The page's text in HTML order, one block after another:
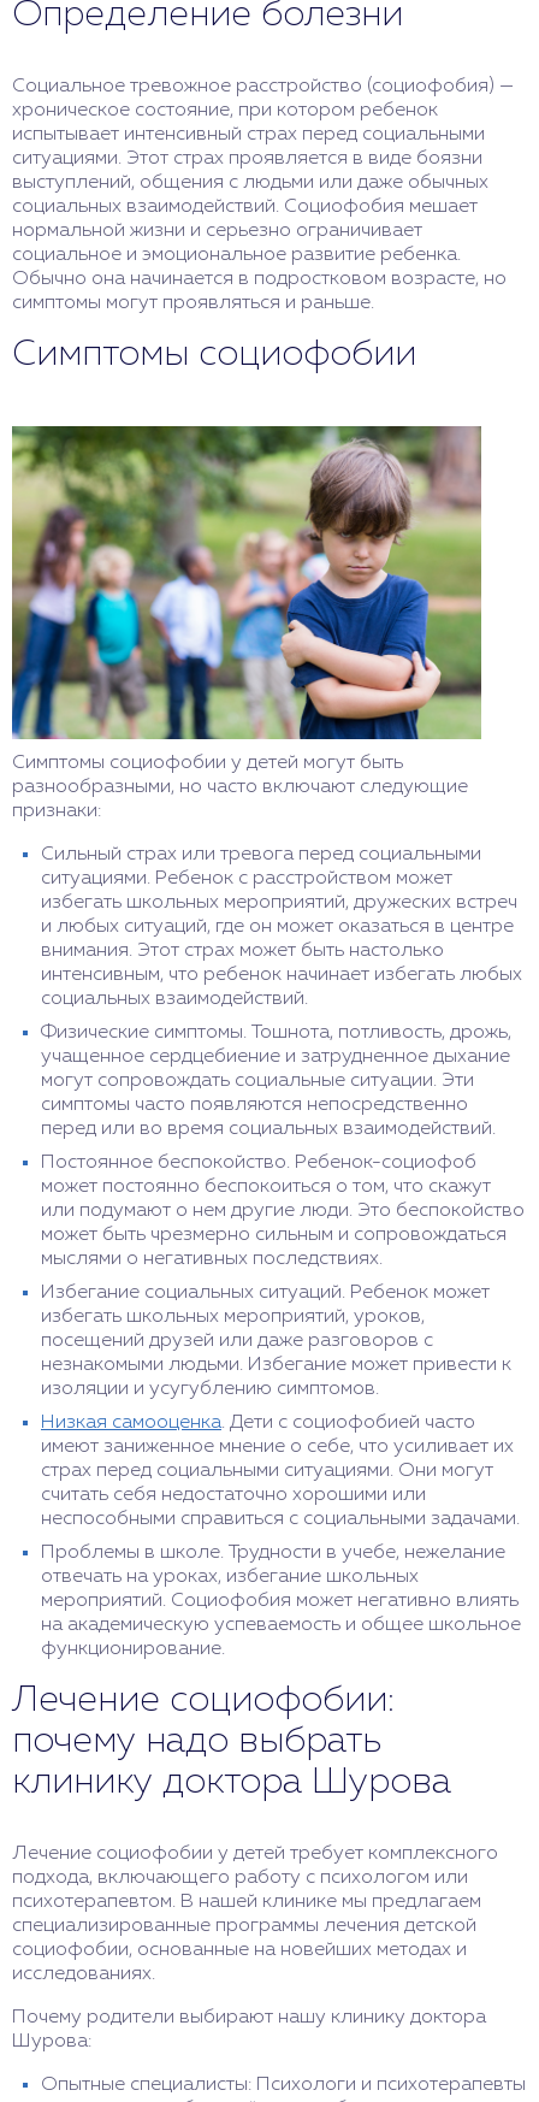
Определение болезни
Социальное тревожное расстройство (социофобия) —
хроническое состояние, при котором ребенок
испытывает интенсивный страх перед социальными
ситуациями. Этот страх проявляется в виде боязни
выступлений, общения с людьми или даже обычных
социальных взаимодействий. Социофобия мешает
нормальной жизни и серьезно ограничивает
социальное и эмоциональное развитие ребенка.
Обычно она начинается в подростковом возрасте, но
симптомы могут проявляться и раньше.
Симптомы социофобии
Симптомы социофобии у детей могут быть
разнообразными, но часто включают следующие
признаки:
Сильный страх или тревога перед социальными
ситуациями. Ребенок с расстройством может
избегать школьных мероприятий, дружеских встреч
и любых ситуаций, где он может оказаться в центре
внимания. Этот страх может быть настолько
интенсивным, что ребенок начинает избегать любых
социальных взаимодействий.
Физические симптомы. Тошнота, потливость, дрожь,
учащенное сердцебиение и затрудненное дыхание
могут сопровождать социальные ситуации. Эти
симптомы часто появляются непосредственно
перед или во время социальных взаимодействий.
Постоянное беспокойство. Ребенок-социофоб
может постоянно беспокоиться о том, что скажут
или подумают о нем другие люди. Это беспокойство
может быть чрезмерно сильным и сопровождаться
мыслями о негативных последствиях.
Избегание социальных ситуаций. Ребенок может
избегать школьных мероприятий, уроков,
посещений друзей или даже разговоров с
незнакомыми людьми. Избегание может привести к
изоляции и усугублению симптомов.
Низкая самооценка. Дети с социофобией часто
имеют заниженное мнение о себе, что усиливает их
страх перед социальными ситуациями. Они могут
считать себя недостаточно хорошими или
неспособными справиться с социальными задачами.
Проблемы в школе. Трудности в учебе, нежелание
отвечать на уроках, избегание школьных
мероприятий. Социофобия может негативно влиять
на академическую успеваемость и общее школьное
функционирование.
Лечение социофобии:
почему надо выбрать
клинику доктора Шурова
Лечение социофобии у детей требует комплексного
подхода, включающего работу с психологом или
психотерапевтом. В нашей клинике мы предлагаем
специализированные программы лечения детской
социофобии, основанные на новейших методах и
исследованиях.
Почему родители выбирают нашу клинику доктора
Шурова:
Опытные специалисты: Психологи и психотерапевты